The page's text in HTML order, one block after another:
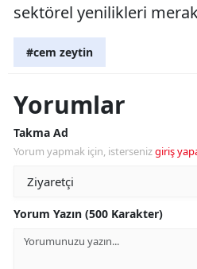
sektörel yenilikleri
#cem zeytin
Yorumlar
Takma Ad
Yorum yapmak için, istersenizgiriş
Yorum Yazın (500 Karakter)